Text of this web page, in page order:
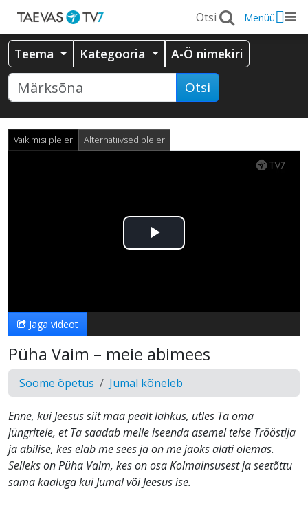
Menüü
Teema Kategooria A-Ö nimekiri
Otsi
Vaikimisi pleier Alternatiivsed pleier
Esita
Jaga videot
Püha Vaim – meie abimees
Soome õpetus Jumal kõneleb
Enne, kui Jeesus siit maa pealt lahkus, ütles Ta oma
jüngritele, et Ta saadab meile iseenda asemel teise Trööstija
ja abilise, kes elab me sees ja on me jaoks alati olemas.
Selleks on Püha Vaim, kes on osa Kolmainsusest ja seetõttu
sama kaaluga kui Jumal või Jeesus ise.